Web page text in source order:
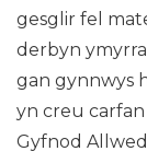
gesglir fel
derbyn
gan gynnwys
yn creu
Gyfnod